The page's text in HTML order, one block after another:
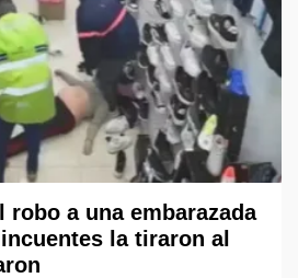
robo a una embarazada
la tiraron al